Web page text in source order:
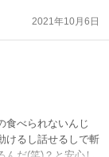
2021年10月6日
食べられないんじ
けるし話せるしで斬